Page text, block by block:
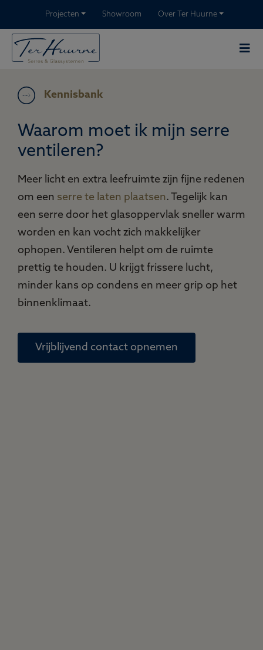
Projecten Showroom Over Ter Huurne
Kennisbank
Waarom moet ik mijn serre
ventileren?
Meer licht en extra leefruimte zijn fijne redenen
om een serre te laten plaatsen. Tegelijk kan
een serre door het glasoppervlak sneller warm
worden en kan vocht zich makkelijker
ophopen. Ventileren helpt om de ruimte
prettig te houden. U krijgt frissere lucht,
minder kans op condens en meer grip op het
binnenklimaat.
Vrijblijvend contact opnemen